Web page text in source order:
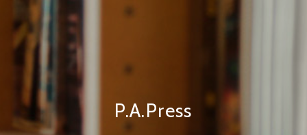
P.A.Press